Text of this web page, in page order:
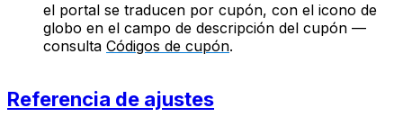
el portal se traducen por cupón, con el icono de
globo en el campo de descripción del cupón —
consulta Códigos de cupón.
Referencia de ajustes